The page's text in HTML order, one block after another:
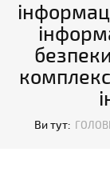
Ви тут: